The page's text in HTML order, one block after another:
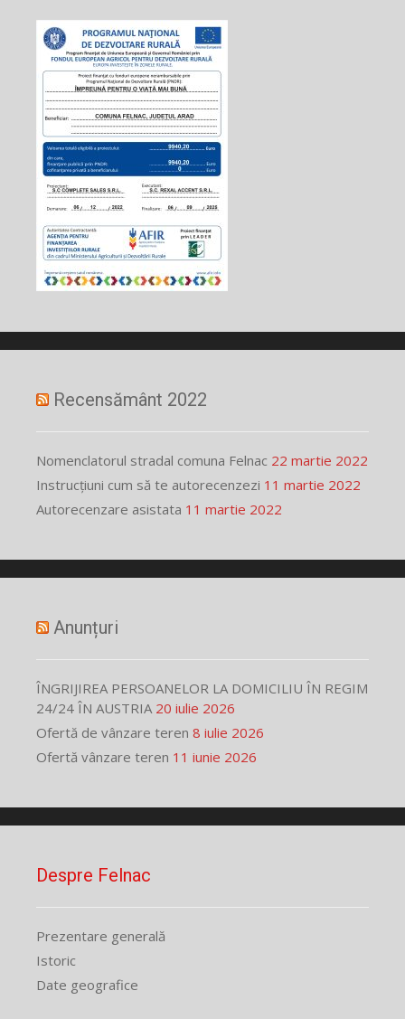
Recensământ 2022
Nomenclatorul stradal comuna Felnac 22 martie 2022
Instrucțiuni cum să te autorecenzezi 11 martie 2022
Autorecenzare asistata 11 martie 2022
Anunțuri
ÎNGRIJIREA PERSOANELOR LA DOMICILIU ÎN REGIM
24/24 ÎN AUSTRIA 20 iulie 2026
Ofertă de vânzare teren 8 iulie 2026
Ofertă vânzare teren 11 iunie 2026
Despre Felnac
Prezentare generală
Istoric
Date geografice